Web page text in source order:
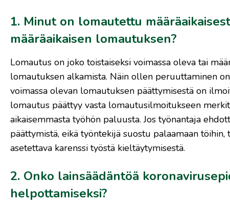
1. Minut on lomautettu
määräaikaisen lomautuksen?
Lomautus on joko toistaiseksi voimassa oleva tai
lomautuksen alkamista. Näin ollen peruuttaminen
voimassa olevan lomautuksen päättymisestä on
lomautus päättyy vasta lomautusilmoitukseen
aikaisemmasta työhön paluusta. Jos työnantaja
päättymistä, eikä työntekijä suostu palaamaan
asetettava karenssi työstä kieltäytymisestä.
2. Onko lainsäädäntöä
helpottamiseksi?